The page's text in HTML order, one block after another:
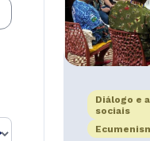
Diálogo e
sociais